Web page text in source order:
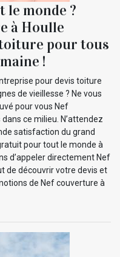
monde ?
à Houlle
pour tous
!
pour devis toiture
de vieillesse ? Ne vous
pour vous Nef
ce milieu. N’attendez
satisfaction du grand
pour tout le monde à
d’appeler directement Nef
de découvrir votre devis et
de Nef couverture à